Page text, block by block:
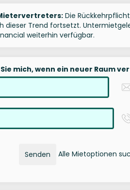
Die
dieser Trend fortsetzt.
weiterhin verfügbar.
mich, wenn ein neuer Raum
Senden Alle Mietoptionen